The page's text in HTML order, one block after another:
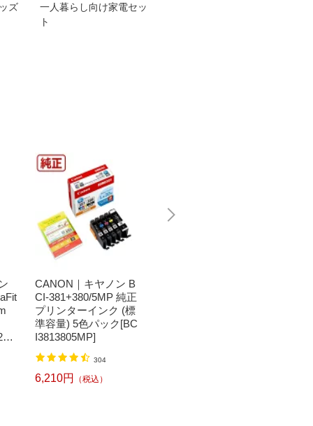
ズ
一人暮らし向け家電セッ
ト
CANON｜キヤノン B
CI-381+380/5MP 純正
プリンターインク (標
準容量) 5色パック[BC
I3813805MP]
304
6,210円 （税込）